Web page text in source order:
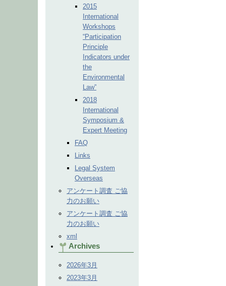
2015
International
Workshops
“Participation
Principle
Indicators under
the
Environmental
Law”
2018
International
Symposium &
Expert Meeting
FAQ
Links
Legal System
Overseas
アンケート調査 ご協
力のお願い
アンケート調査 ご協
力のお願い
xml
Archives
2026年3月
2023年3月